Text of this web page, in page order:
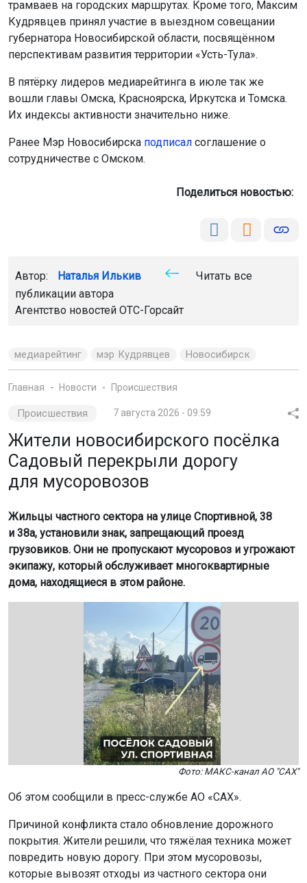
трамваев на городских маршрутах. Кроме того, Максим
Кудрявцев принял участие в выездном совещании
губернатора Новосибирской области, посвящённом
перспективам развития территории «Усть-Тула».
В пятёрку лидеров медиарейтинга в июле так же
вошли главы Омска, Красноярска, Иркутска и Томска.
Их индексы активности значительно ниже.
Ранее Мэр Новосибирска подписал соглашение о
сотрудничестве с Омском.
Поделиться новостью:
Автор: Наталья Илькив
Читать все
публикации автора
Агентство новостей ОТС-Горсайт
медиарейтинг мэр Кудрявцев Новосибирск
Главная Новости Происшествия
Происшествия 7 августа 2026 - 09:59
Жители новосибирского посёлка
Садовый перекрыли дорогу
для мусоровозов
Жильцы частного сектора на улице Спортивной, 38
и 38а, установили знак, запрещающий проезд
грузовиков. Они не пропускают мусоровоз и угрожают
экипажу, который обслуживает многоквартирные
дома, находящиеся в этом районе.
Фото: МАКС-канал АО "САХ"
Об этом сообщили в пресс-службе АО «САХ».
Причиной конфликта стало обновление дорожного
покрытия. Жители решили, что тяжёлая техника может
повредить новую дорогу. При этом мусоровозы,
которые вывозят отходы из частного сектора они